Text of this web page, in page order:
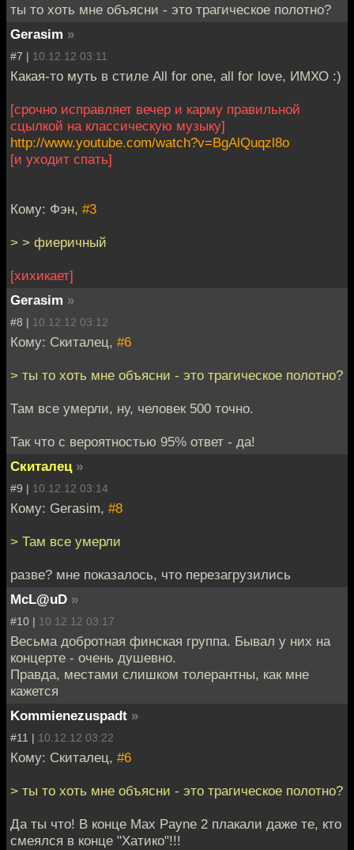
ты то хоть мне объясни - это трагическое полотно?
Gerasim »
#7 | 10.12.12 03:11
Какая-то муть в стиле All for one, all for love, ИМХО :)
[срочно исправляет вечер и карму правильной
сцылкой на классическую музыку]
http://www.youtube.com/watch?v=BgAlQuqzl8o
[и уходит спать]
Кому: Фэн, #3
> > фиеричный
[хихикает]
Gerasim »
#8 | 10.12.12 03:12
Кому: Скиталец, #6
> ты то хоть мне объясни - это трагическое полотно?
Там все умерли, ну, человек 500 точно.
Так что с вероятностью 95% ответ - да!
Скиталец »
#9 | 10.12.12 03:14
Кому: Gerasim, #8
> Там все умерли
разве? мне показалось, что перезагрузились
McL@uD »
#10 | 10.12.12 03:17
Весьма добротная финская группа. Бывал у них на
концерте - очень душевно.
Правда, местами слишком толерантны, как мне
кажется
Kommienezuspadt »
#11 | 10.12.12 03:22
Кому: Скиталец, #6
> ты то хоть мне объясни - это трагическое полотно?
Да ты что! В конце Max Payne 2 плакали даже те, кто
смеялся в конце "Хатико"!!!